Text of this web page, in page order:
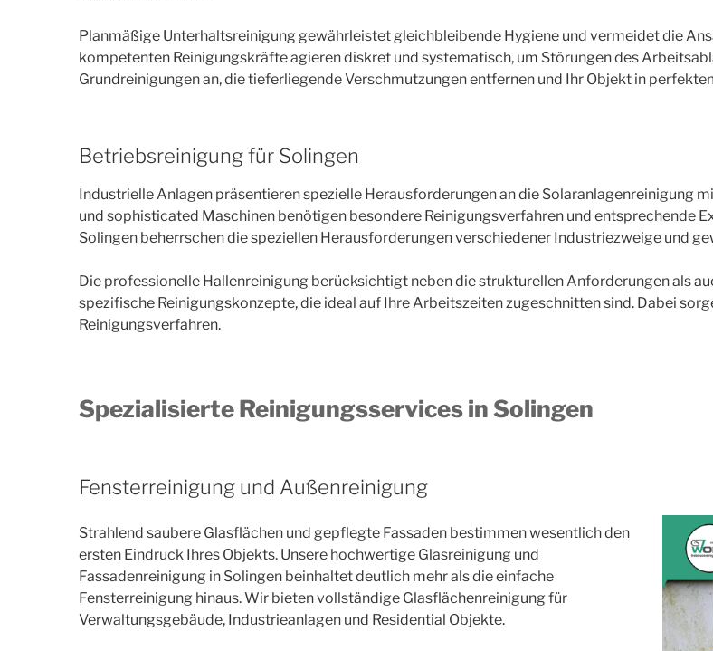
Planmäßige Unterhaltsreinigung gewährleistet gleichbleibende Hygiene und vermeidet die
kompetenten Reinigungskräfte agieren diskret und systematisch, um Störungen des
Grundreinigungen an, die tieferliegende Verschmutzungen entfernen und Ihr Objekt in
Betriebsreinigung für Solingen
Industrielle Anlagen präsentieren spezielle Herausforderungen an die Solaranlagenreinigung
und sophisticated Maschinen benötigen besondere Reinigungsverfahren und entsprechende
Solingen beherrschen die speziellen Herausforderungen verschiedener Industriezweige und
Die professionelle Hallenreinigung berücksichtigt neben die strukturellen Anforderungen als
spezifische Reinigungskonzepte, die ideal auf Ihre Arbeitszeiten zugeschnitten sind. Dabei
Reinigungsverfahren.
Spezialisierte Reinigungsservices in Solingen
Fensterreinigung und Außenreinigung
Strahlend saubere Glasflächen und gepflegte Fassaden bestimmen wesentlich den
ersten Eindruck Ihres Objekts. Unsere hochwertige Glasreinigung und
Fassadenreinigung in Solingen beinhaltet deutlich mehr als die einfache
Fensterreinigung hinaus. Wir bieten vollständige Glasflächenreinigung für
Verwaltungsgebäude, Industrieanlagen und Residential Objekte.